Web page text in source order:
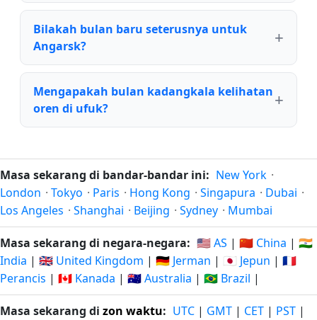
Bilakah bulan baru seterusnya untuk
Angarsk?
Mengapakah bulan kadangkala kelihatan
oren di ufuk?
Masa sekarang di bandar-bandar ini: New York ·
London · Tokyo · Paris · Hong Kong · Singapura · Dubai ·
Los Angeles · Shanghai · Beijing · Sydney · Mumbai
Masa sekarang di negara-negara: 🇺🇸 AS | 🇨🇳 China | 🇮🇳
India | 🇬🇧 United Kingdom | 🇩🇪 Jerman | 🇯🇵 Jepun | 🇫🇷
Perancis | 🇨🇦 Kanada | 🇦🇺 Australia | 🇧🇷 Brazil |
Masa sekarang di zon waktu: UTC | GMT | CET | PST |